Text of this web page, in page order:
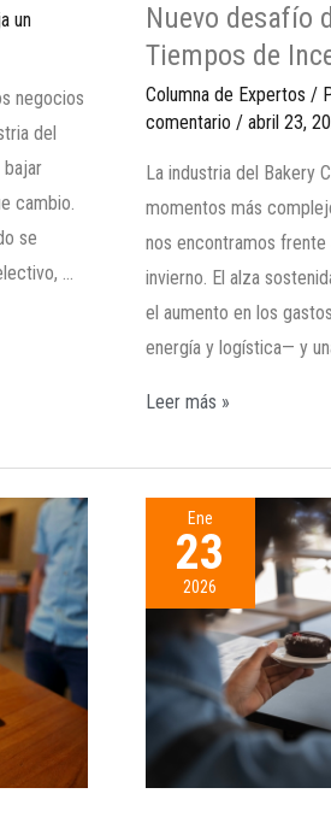
un
negocios
del
bajar
cambio.
se
…
Nuevo desafío
Tiempos de
Columna de Expertos /
comentario / abril 23,
La industria del Bakery
momentos más
nos encontramos frente
invierno. El alza
el aumento en los
energía y logística— y
Leer más »
Ene
23
2026